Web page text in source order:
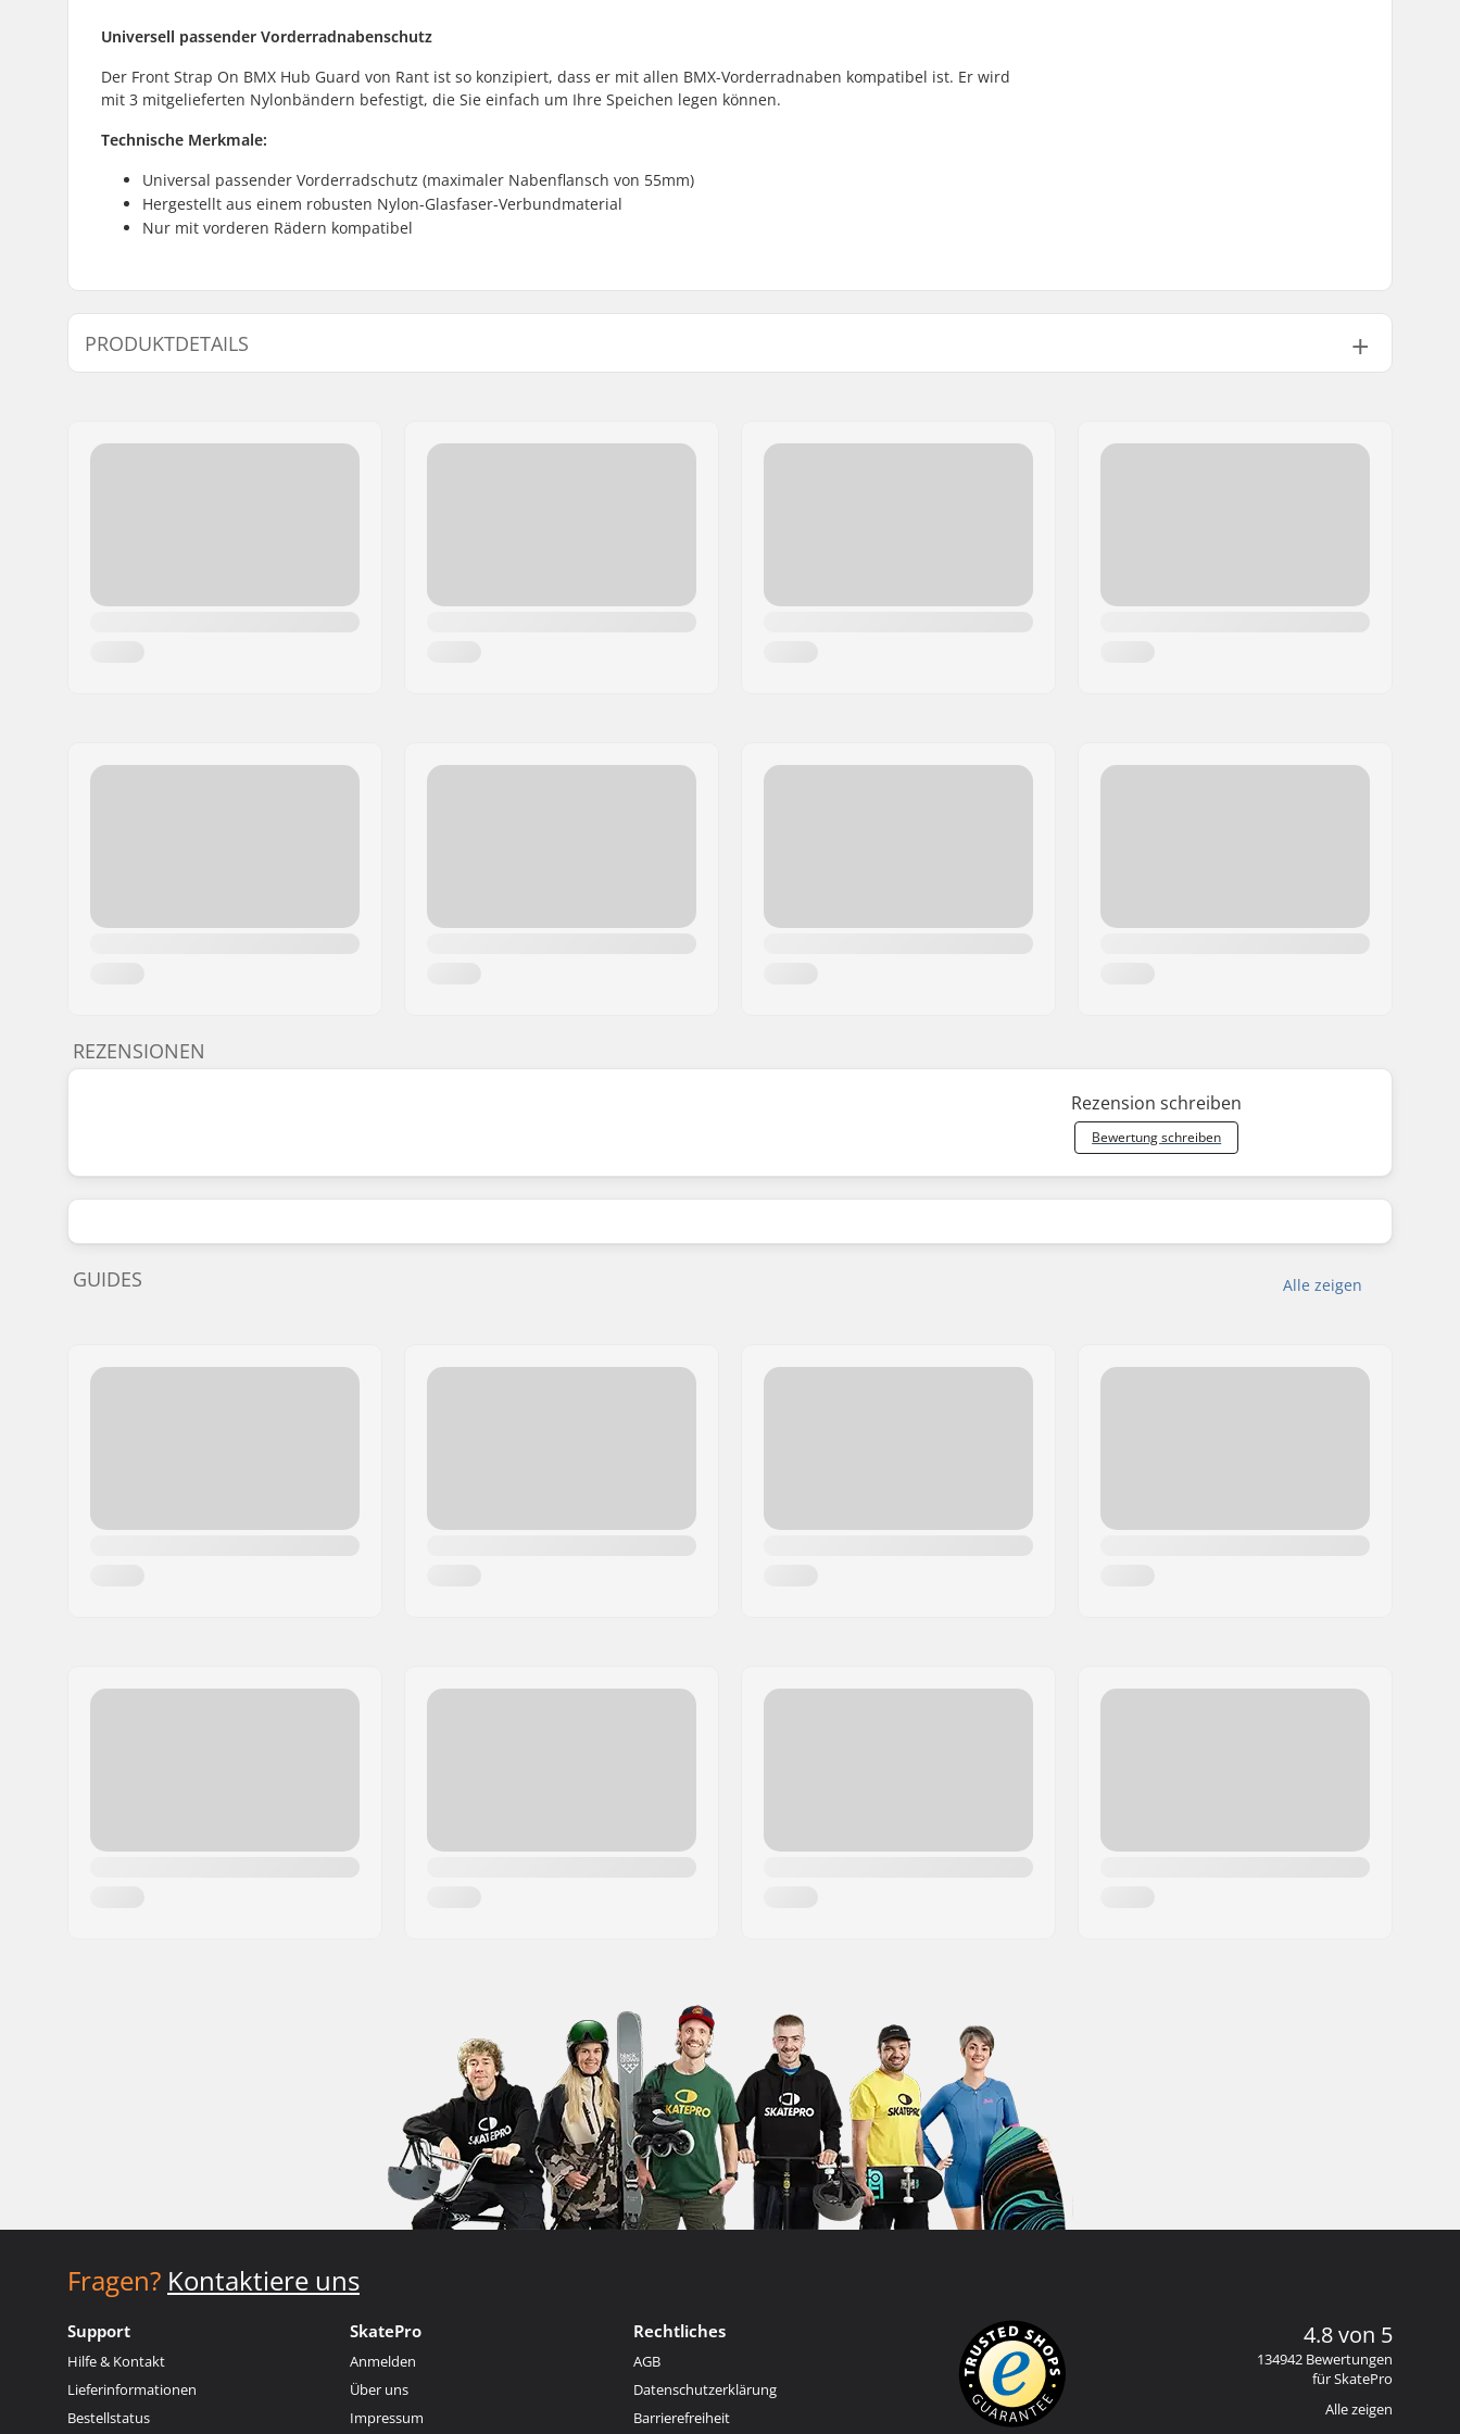
Universell passender Vorderradnabenschutz
Der Front Strap On BMX Hub Guard von Rant ist so konzipiert, dass er mit allen BMX-Vorderradnaben kompatibel ist. Er wird
mit 3 mitgelieferten Nylonbändern befestigt, die Sie einfach um Ihre Speichen legen können.
Technische Merkmale:
Universal passender Vorderradschutz (maximaler Nabenflansch von 55mm)
Hergestellt aus einem robusten Nylon-Glasfaser-Verbundmaterial
Nur mit vorderen Rädern kompatibel
PRODUKTDETAILS
REZENSIONEN
Rezension schreiben
Bewertung schreiben
Alle zeigen
GUIDES
Fragen? Kontaktiere uns
Support
Hilfe & Kontakt
Lieferinformationen
Bestellstatus
SkatePro
Anmelden
Über uns
Impressum
Rechtliches
AGB
Datenschutzerklärung
Barrierefreiheit
4.8 von 5
134942 Bewertungen
für SkatePro
Alle zeigen